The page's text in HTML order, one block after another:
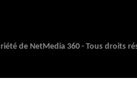
de NetMedia 360 - Tous droits